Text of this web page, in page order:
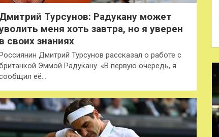
Дмитрий Турсунов: Радукану может
меня хоть завтра, но я уверен
в своих знаниях
Россиянин Дмитрий Турсунов рассказал о работе с
Эммой Радукану. «В первую очередь, я
её…